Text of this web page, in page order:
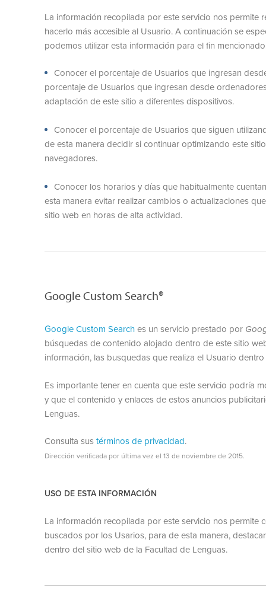
La información recopilada por este servicio nos permite
hacerlo más accesible al Usuario. A continuación se
podemos utilizar esta información para el fin
Conocer el porcentaje de Usuarios que ingresan
porcentaje de Usuarios que ingresan desde
adaptación de este sitio a diferentes dispositivos.
Conocer el porcentaje de Usuarios que siguen
de esta manera decidir si continuar optimizando este
navegadores.
Conocer los horarios y días que habitualmente
esta manera evitar realizar cambios o actualizaciones
sitio web en horas de alta actividad.
Google Custom Search®
Google Custom Search es un servicio prestado por
búsquedas de contenido alojado dentro de este sitio
información, las busquedas que realiza el Usuario
Es importante tener en cuenta que este servicio podría
y que el contenido y enlaces de estos anuncios
Lenguas.
Consulta sus términos de privacidad.
Dirección verificada por última vez el 13 de noviembre de 2015.
USO DE ESTA INFORMACIÓN
La información recopilada por este servicio nos permite
buscados por los Usarios, para de esta manera,
dentro del sitio web de la Facultad de Lenguas.